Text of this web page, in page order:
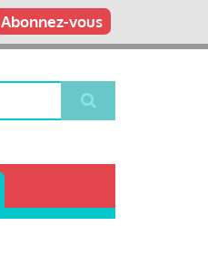
Abonnez-vous